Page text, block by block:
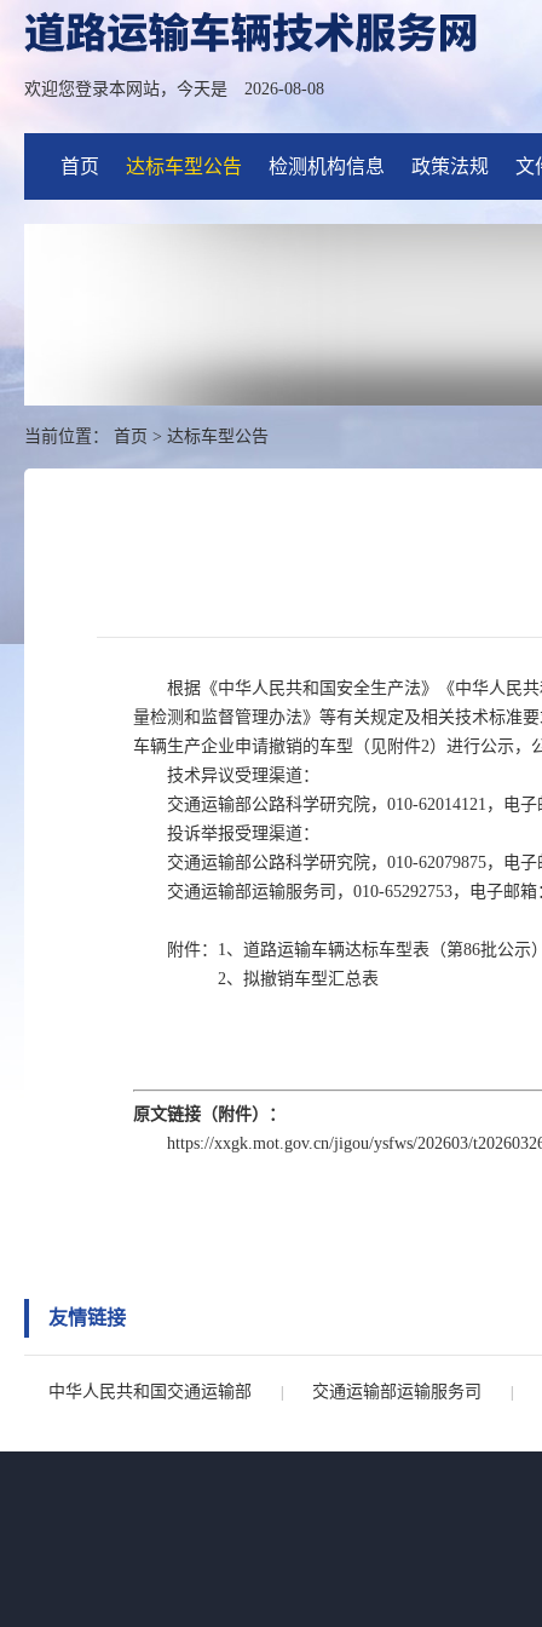
欢迎您登录本网站，今天是 2026-08-08
首页 达标车型公告 检测机构信息 政策法规 文
当前位置： 首页 > 达标车型公告
根据《中华人民共和国安全生产法》《中华人民
量检测和监督管理办法》等有关规定及相关技术标准
车辆生产企业申请撤销的车型（见附件2）进行公示
技术异议受理渠道：
交通运输部公路科学研究院，010-62014121，电
投诉举报受理渠道：
交通运输部公路科学研究院，010-62079875，电
交通运输部运输服务司，010-65292753，电子邮
附件：1、道路运输车辆达标车型表（第86批公示
2、拟撤销车型汇总表
原文链接（附件）：
https://xxgk.mot.gov.cn/jigou/ysfws/202603/
友情链接
中华人民共和国交通运输部 交通运输部运输服务司